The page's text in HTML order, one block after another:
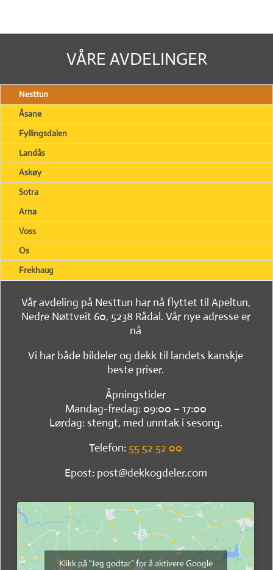
VÅRE AVDELINGER
Nesttun
Åsane
Fyllingsdalen
Landås
Askøy
Sotra
Arna
Voss
Os
Frekhaug
Vår avdeling på Nesttun har nå flyttet til Apeltun,
Nedre Nøttveit 60, 5238 Rådal. Vår nye adresse er
nå
Vi har både bildeler og dekk til landets kanskje
beste priser.
Åpningstider
Mandag-fredag: 09:00 – 17:00
Lørdag: stengt, med unntak i sesong.
Telefon: 55 52 52 00
Epost: post@dekkogdeler.com
Klikk på "Jeg godtar" for å aktivere Google